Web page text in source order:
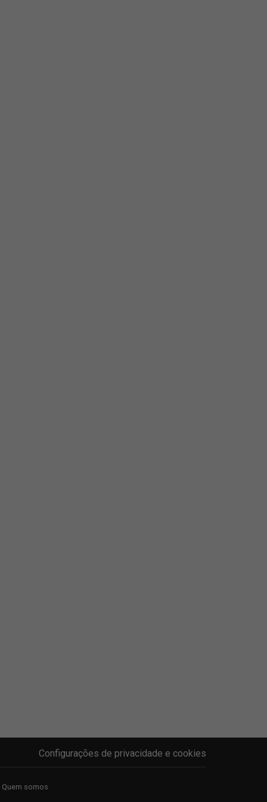
Configurações de privacidade e cookies
Quem somos